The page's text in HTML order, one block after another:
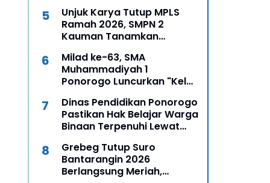
Unjuk Karya Tutup MPLS
Ramah 2026, SMPN 2
Kauman Tanamkan
Percaya Diri Siswa Baru
Milad ke-63, SMA
Muhammadiyah 1
Ponorogo Luncurkan "Kelas
Pengusaha Muda
Dinas Pendidikan Ponorogo
Pastikan Hak Belajar Warga
Binaan Terpenuhi Lewat
Kesetaraan
Grebeg Tutup Suro
Bantarangin 2026
Berlangsung Meriah,